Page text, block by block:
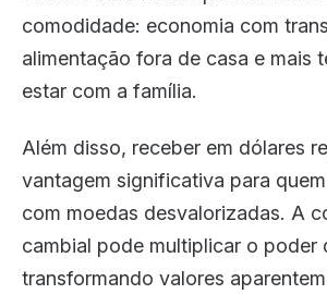
comodidade: economia com
alimentação fora de casa e mais
estar com a família.
Além disso, receber em dólares
vantagem significativa para
com moedas desvalorizadas. A
cambial pode multiplicar o poder
transformando valores